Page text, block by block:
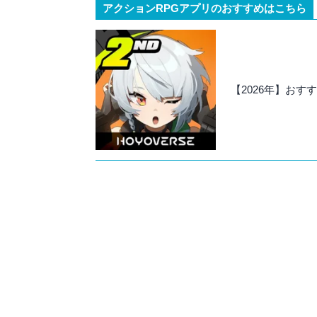
アクションRPGアプリのおすすめはこちら
【2026年】おす